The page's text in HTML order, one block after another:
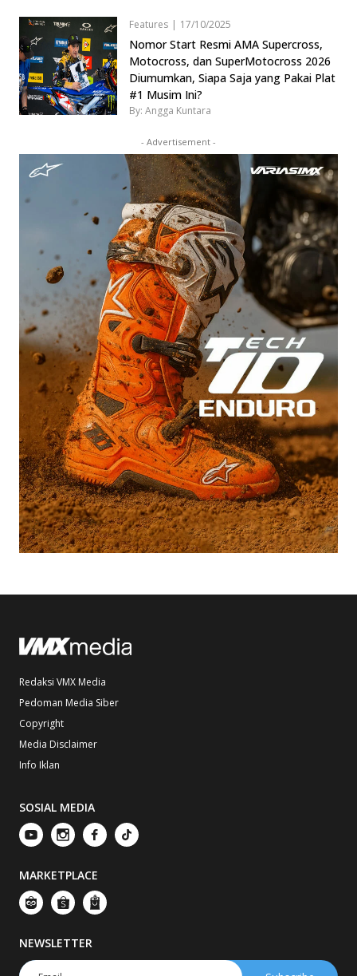
Features | 17/10/2025
Nomor Start Resmi AMA Supercross,
Motocross, dan SuperMotocross 2026
Diumumkan, Siapa Saja yang Pakai Plat
#1 Musim Ini?
By: Angga Kuntara
- Advertisement -
Redaksi VMX Media
Pedoman Media Siber
Copyright
Media Disclaimer
Info Iklan
SOSIAL MEDIA
MARKETPLACE
NEWSLETTER